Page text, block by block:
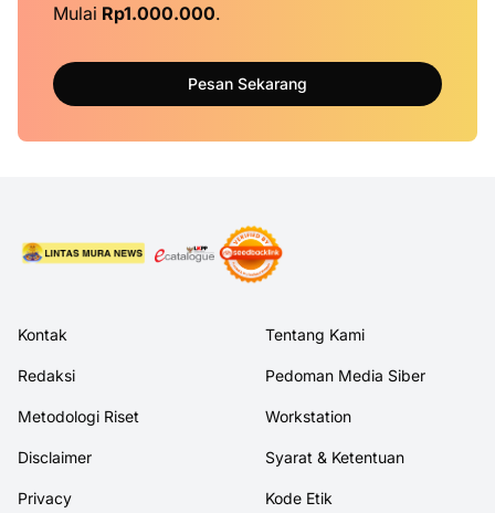
Mulai Rp1.000.000.
Pesan Sekarang
Kontak Tentang Kami
Redaksi Pedoman Media Siber
Metodologi Riset Workstation
Disclaimer Syarat & Ketentuan
Privacy Kode Etik